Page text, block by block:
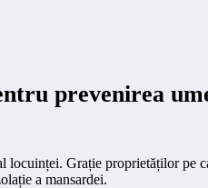
prevenirea
Grație proprietăților pe
a mansardei.